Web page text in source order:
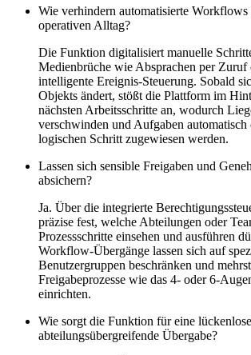
Wie verhindern automatisierte Workflows
operativen Alltag?
Die Funktion digitalisiert manuelle
Medienbrüche wie Absprachen per Zuruf
intelligente Ereignis-Steuerung. Sobald
Objekts ändert, stößt die Plattform im
nächsten Arbeitsschritte an, wodurch
verschwinden und Aufgaben automatisch
logischen Schritt zugewiesen werden.
Lassen sich sensible Freigaben und
absichern?
Ja. Über die integrierte
präzise fest, welche Abteilungen oder
Prozessschritte einsehen und ausführen
Workflow-Übergänge lassen sich auf
Benutzergruppen beschränken und
Freigabeprozesse wie das 4- oder 6-
einrichten.
Wie sorgt die Funktion für eine lückenlose
abteilungsübergreifende Übergabe?